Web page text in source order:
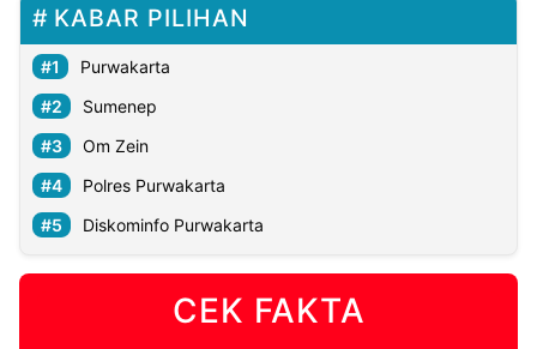
HoldingKABAR PILIHAN
Purwakarta
Sumenep
Om Zein
Polres Purwakarta
Diskominfo Purwakarta
CEK FAKTA